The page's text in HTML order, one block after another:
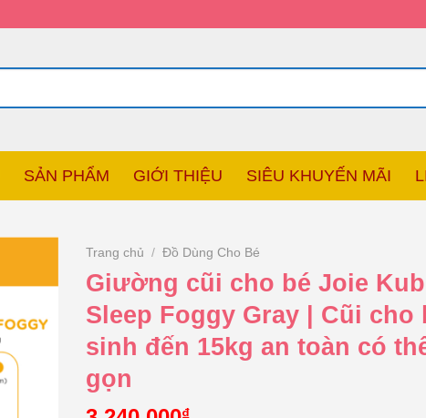
SẢN PHẨM GIỚI THIỆU SIÊU KHUYẾN MÃI
Trang chủ / Đồ Dùng Cho Bé
Giường cũi cho bé Joie
Sleep Foggy Gray | Cũi cho
sinh đến 15kg an toàn có
gọn